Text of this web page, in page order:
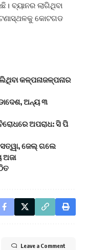
ବ୍ୟାନର ଲାଗିଥିବା
କୋଟଗଡ
କଳ୍ପନାଜଳ୍ପନାର
ଅନ୍ୟ ୩
ଅପରାଧ: ସି ପି
ଜେଲ୍ ଗଲେ
ଅଜା
Leave a Comment